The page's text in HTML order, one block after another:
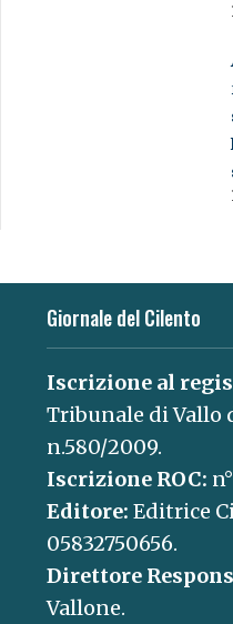
Giornale del Cilento
Iscrizione al
Tribunale di Vallo
n.580/2009.
Iscrizione ROC:
Editore: Editrice
05832750656.
Direttore
Vallone.